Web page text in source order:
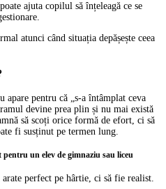
ajuta copilul să înțeleagă ce se
atunci când situația depășește ceea
pentru că „s-a întâmplat ceva
devine prea plin și nu mai există
să scoți orice formă de efort, ci să
fi susținut pe termen lung.
un elev de gimnaziu sau liceu
perfect pe hârtie, ci să fie realist.